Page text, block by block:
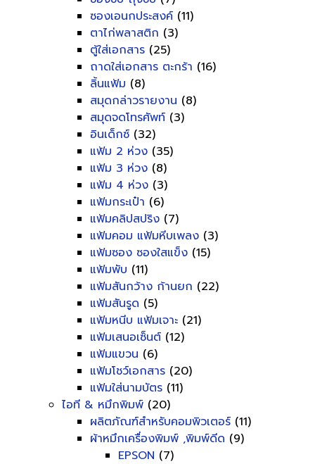
ซองเอนกประสงค์ (11)
ตาไก่พลาสติก (3)
ตู้ใส่เอกสาร (25)
ถาดใส่เอกสาร ตะกร้า (16)
ลิ้นแฟ้ม (8)
สมุดกล่าวรายงาน (8)
สมุดจดโทรศัพท์ (3)
อินเด็กซ์ (32)
แฟ้ม 2 ห่วง (35)
แฟ้ม 3 ห่วง (8)
แฟ้ม 4 ห่วง (3)
แฟ้มกระเป๋า (6)
แฟ้มคลิปสปริง (7)
แฟ้มคอม แฟ้มหีบเพลง (3)
แฟ้มซอง ซองใสแข็ง (15)
แฟ้มพับ (11)
แฟ้มสันกว้าง ก้านยก (22)
แฟ้มสันรูด (5)
แฟ้มหนีบ แฟ้มเจาะ (21)
แฟ้มเสนอเซ็นต์ (12)
แฟ้มแขวน (6)
แฟ้มโชว์เอกสาร (20)
แฟ้มใส่นามบัตร (11)
ไอที & หมึกพิมพ์ (20)
ผลิตภัณฑ์สำหรับคอมพิวเตอร์ (11)
ผ้าหมึกเครื่องพิมพ์ ,พิมพ์ดีด (9)
EPSON (7)